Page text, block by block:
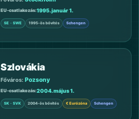
EU-csatlakozás 1995. január 1.
SE · SWE 1995-ös bővítés Schengen
Szlovákia
Főváros: Pozsony
EU-csatlakozás 2004. május 1.
SK · SVK 2004-ös bővítés € Eurózóna Schengen